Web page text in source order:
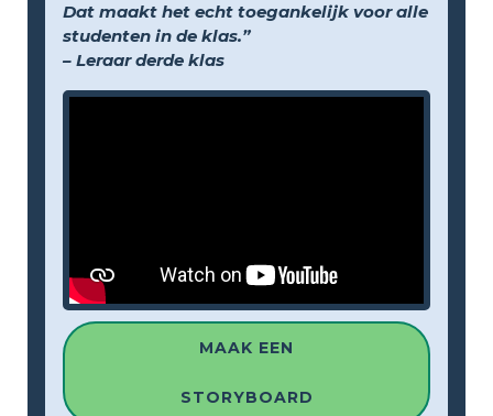
Dat maakt het echt toegankelijk voor alle
studenten in de klas.”
– Leraar derde klas
MAAK EEN
STORYBOARD